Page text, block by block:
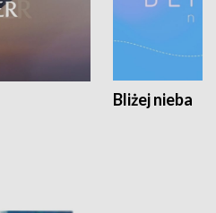
Bliżej nieba